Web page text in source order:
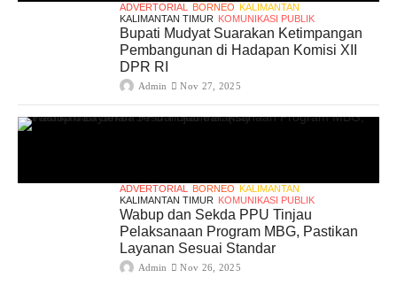
ADVERTORIAL BORNEO KALIMANTAN
KALIMANTAN TIMUR KOMUNIKASI PUBLIK
Bupati Mudyat Suarakan Ketimpangan
Pembangunan di Hadapan Komisi XII
DPR RI
Admin Nov 27, 2025
ADVERTORIAL BORNEO KALIMANTAN
KALIMANTAN TIMUR KOMUNIKASI PUBLIK
Wabup dan Sekda PPU Tinjau
Pelaksanaan Program MBG, Pastikan
Layanan Sesuai Standar
Admin Nov 26, 2025